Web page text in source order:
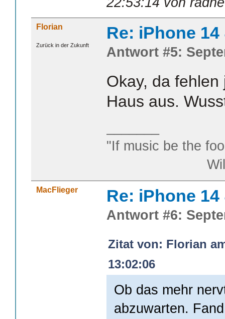
Florian
Zurück in der Zukunft
Re: iPhone
Antwort #5:
Okay, da
Haus aus.
"If music be the
William
MacFlieger Re: iPhone
Antwort #6:
Zitat von: Florian
13:02:06
Ob das mehr
abzuwarten.